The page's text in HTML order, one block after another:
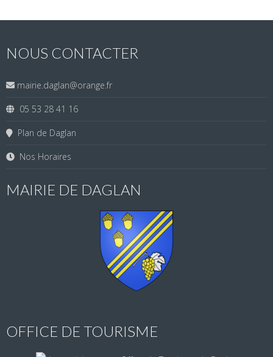
NOUS CONTACTER
mairie.daglan@orange.fr
05 53 28 41 16
Plan de Daglan
Nos Horaires
MAIRIE DE DAGLAN
OFFICE DE TOURISME